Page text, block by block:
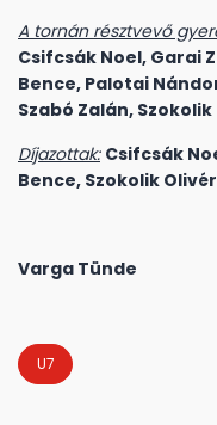
A tornán résztvevő
Csifcsák Noel, Garai
Bence, Palotai
Szabó Zalán,
Díjazottak: Csifcsák
Bence, Szokolik Olivér
Varga Tünde
U7